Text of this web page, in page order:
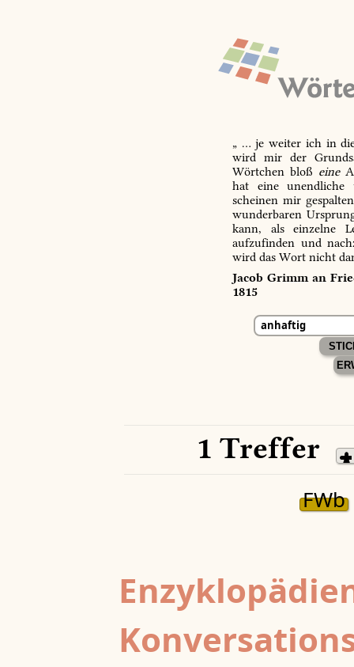
„ … je weiter ich in
wird mir der
Wörtchen bloß eine
hat eine unendliche
scheinen mir
wunderbaren
kann, als einzelne
aufzufinden und
wird das Wort nicht
Jacob Grimm an
1815
1 Treffer
FWb